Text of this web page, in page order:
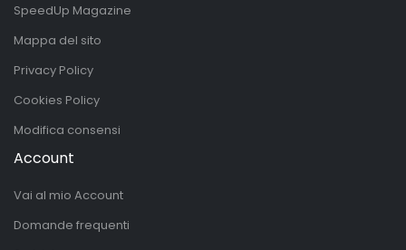
SpeedUp Magazine
Mappa del sito
Privacy Policy
Cookies Policy
Modifica consensi
Account
Vai al mio Account
Domande frequenti